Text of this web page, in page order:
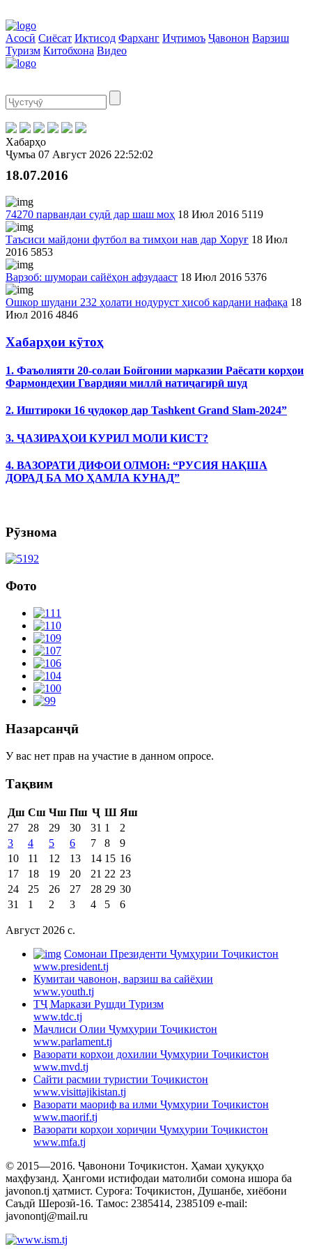
Асосӣ Сиёсат Иқтисод Фарҳанг Иҷтимоъ Ҷавонон Варзиш
Туризм Китобхона Видео
Хабарҳо
Ҷумъа 07 Август 2026 22:52:02
18.07.2016
74270 парвандаи судӣ дар шаш моҳ 18 Июл 2016 5119
Таъсиси майдони футбол ва тимҳои нав дар Хоруғ 18 Июл
2016 5853
Варзоб: шумораи сайёҳон афзудааст 18 Июл 2016 5376
Ошкор шудани 232 ҳолати нодуруст ҳисоб кардани нафақа 18
Июл 2016 4846
Хабарҳои кӯтоҳ
1. Фаъолияти 20-солаи Бойгонии марказии Раёсати корҳои
Фармондеҳии Гвардияи миллӣ натиҷагирӣ шуд
2. Иштироки 16 ҷудокор дар Tashkent Grand Slam-2024”
3. ҶАЗИРАҲОИ КУРИЛ МОЛИ КИСТ?
4. ВАЗОРАТИ ДИФОИ ОЛМОН: “РУСИЯ НАҚША
ДОРАД БА МО ҲАМЛА КУНАД”
Рӯзнома
Фото
Назарсанҷӣ
У вас нет прав на участие в данном опросе.
Тақвим
Дш Сш Чш Пш Ҷ Ш Яш
27
28 29 30 31 1
2
3
4 5 6 7 8
9
10
11 12 13 14 15 16
17
18 19 20 21 22 23
24
25 26 27 28 29 30
31
1 2 3 4 5 6
Август 2026 c.
Cомонаи Президенти Ҷумҳурии Тоҷикистон
www.president.tj
Кумитаи ҷавонон, варзиш ва сайёҳии
www.youth.tj
ТҶ Маркази Рушди Туризм
www.tdc.tj
Маҷлиси Олии Ҷумҳурии Тоҷикистон
www.parlament.tj
Вазорати корҳои дохилии Ҷумҳурии Тоҷикистон
www.mvd.tj
Сайти расмии туристии Тоҷикистон
www.visittajikistan.tj
Вазорати маориф ва илми Ҷумҳурии Тоҷикистон
www.maorif.tj
Вазорати корҳои хориҷии Ҷумҳурии Тоҷикистон
www.mfa.tj
© 2015—2016. Ҷавонони Тоҷикистон. Ҳамаи ҳуқуқҳо
маҳфузанд. Ҳангоми истифодаи матолиби сомона ишора ба
javonon.tj ҳатмист. Суроға: Тоҷикистон, Душанбе, хиёбони
Саъдӣ Шерозӣ-16. Тамос: 2385414, 2385109 e-mail:
javonontj@mail.ru